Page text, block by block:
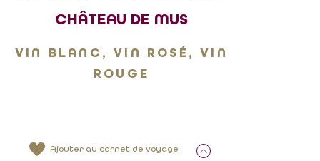
CHÂTEAU DE MUS
VIN BLANC, VIN ROSÉ, VIN
ROUGE
Ajouter au carnet de voyage